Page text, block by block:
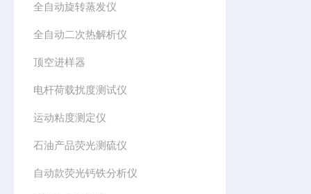
全自动旋转蒸发仪
全自动二次热解析仪
顶空进样器
电杆荷载扰度测试仪
运动粘度测定仪
石油产品荧光测硫仪
自动款荧光钙铁分析仪